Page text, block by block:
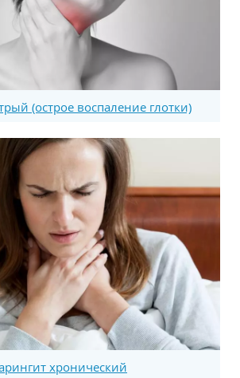
(острое воспаление глотки)
хронический